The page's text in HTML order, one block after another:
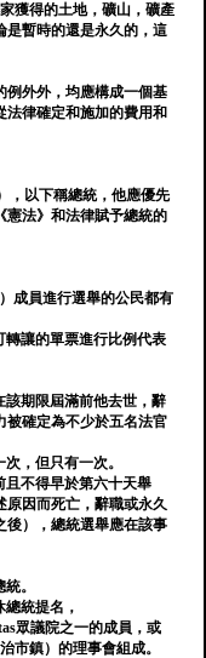
獲得的土地，礦山，礦產
是暫時的還是永久的，這
例外外，均應構成一個基
律確定和施加的費用和
，以下稱總統，他應優先
憲法》和法律賦予總統的
成員進行選舉的公民都有
轉讓的單票進行比例代表
該期限屆滿前他去世，辭
被確定為不少於五名法官
，但只有一次。
且不得早於第六十天舉
原因而死亡，辭職或永久
後），總統選舉應在該事
。
統提名，
眾議院之一的成員，或
市鎮）的理事會組成。